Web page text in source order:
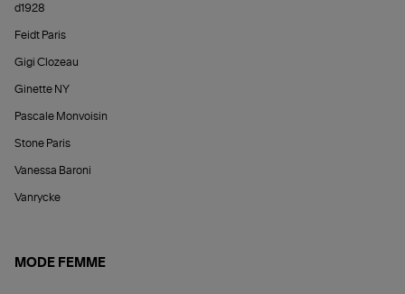
d1928
Feidt Paris
Gigi Clozeau
Ginette NY
Pascale Monvoisin
Stone Paris
Vanessa Baroni
Vanrycke
MODE FEMME